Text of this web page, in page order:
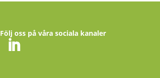
Följ oss på våra sociala kanaler